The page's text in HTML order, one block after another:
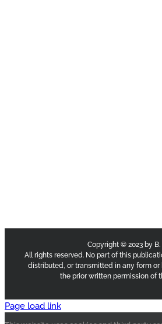
Copyright © 2023 by B.
All rights reserved. No part of this
distributed, or transmitted in any form
the prior written permission of
Page load link